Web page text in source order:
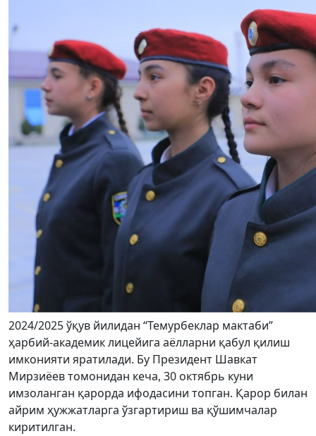
2024/2025 ўқув йилидан “Темурбеклар мактаби”
ҳарбий-академик лицейига аёлларни қабул қилиш
имконияти яратилади. Бу Президент Шавкат
Мирзиёев томонидан кеча, 30 октябрь куни
имзоланган қарорда ифодасини топган. Қарор билан
айрим ҳужжатларга ўзгартириш ва қўшимчалар
киритилган.